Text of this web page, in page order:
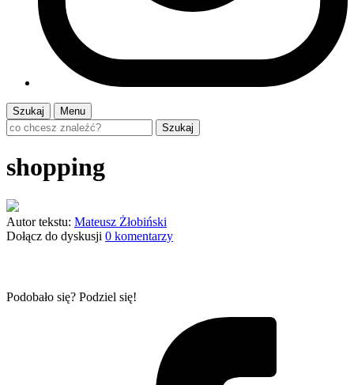
Szukaj
Menu
Szukaj
shopping
Autor tekstu: Mateusz Żłobiński
Dołącz do dyskusji 0 komentarzy
Podobało się? Podziel się!